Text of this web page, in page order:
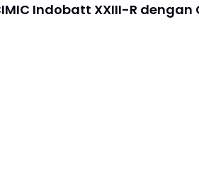
Indobatt XXIII-R dengan